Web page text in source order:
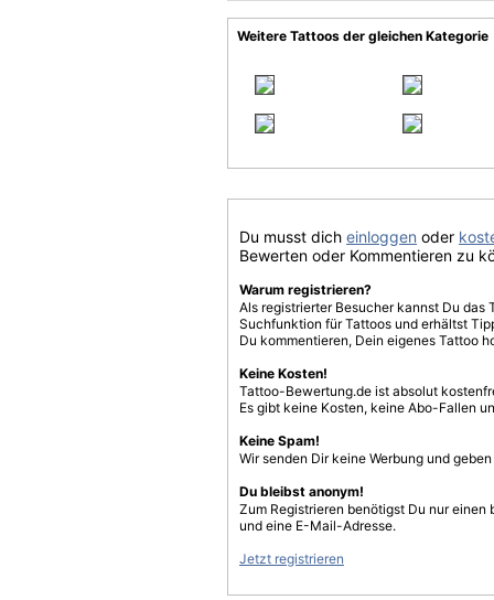
Weitere Tattoos der gleichen Kategorie
Du musst dich einloggen oder
Bewerten oder Kommentieren zu
Warum registrieren?
Als registrierter Besucher kannst Du
Suchfunktion für Tattoos und erhältst
Du kommentieren, Dein eigenes Tattoo
Keine Kosten!
Tattoo-Bewertung.de ist absolut
Es gibt keine Kosten, keine Abo-Fallen
Keine Spam!
Wir senden Dir keine Werbung und
Du bleibst anonym!
Zum Registrieren benötigst Du nur einen
und eine E-Mail-Adresse.
Jetzt registrieren